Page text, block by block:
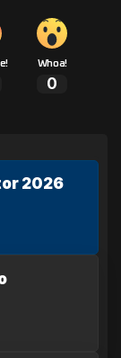
Whoa!
0
2026